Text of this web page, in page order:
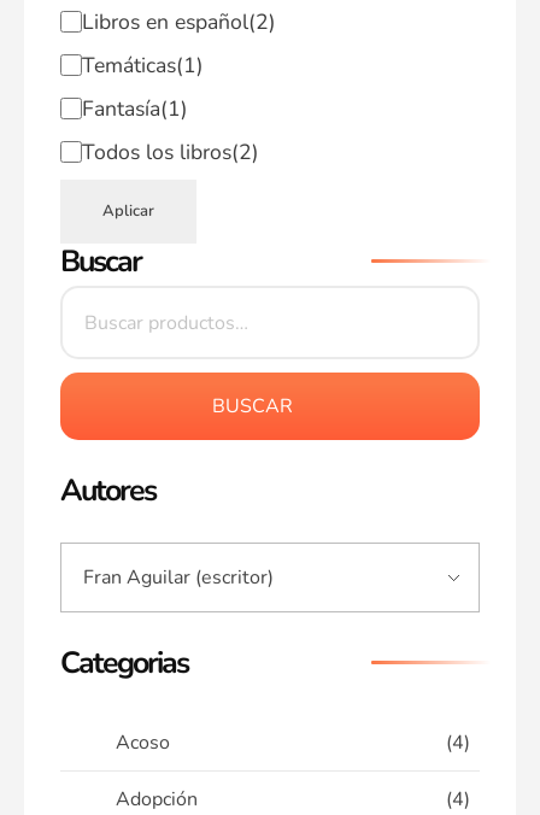
Libros en español(2)
Temáticas(1)
Fantasía(1)
Todos los libros(2)
Aplicar
Buscar
BUSCAR
Autores
Categorias
Acoso (4)
Adopción (4)